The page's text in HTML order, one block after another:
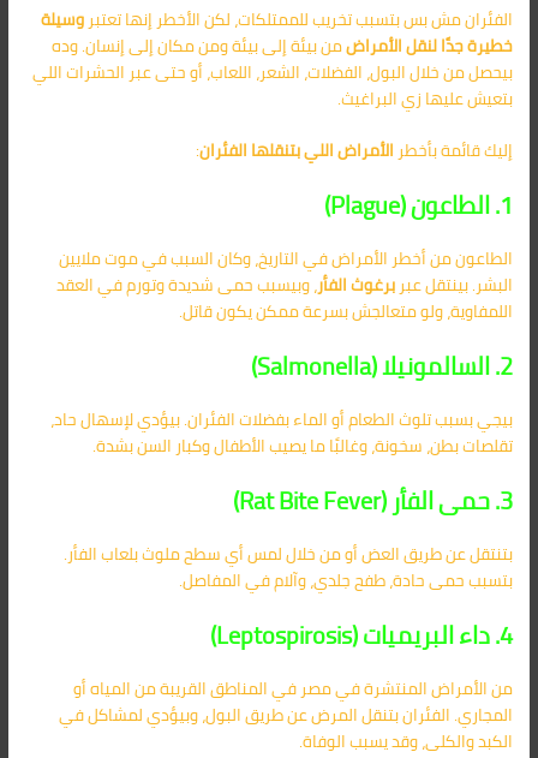
الفئران مش بس بتسبب تخريب للممتلكات، لكن الأخطر إنها تعتبروسيلة
خطيرة جدًا لنقل الأمراضمن بيئة إلى بيئة ومن مكان إلى إنسان. وده
بيحصل من خلال البول، الفضلات، الشعر، اللعاب، أو حتى عبر الحشرات اللي
بتعيش عليها زي البراغيث.
إليك قائمة بأخطرالأمراض اللي بتنقلها الفئران:
1. الطاعون (Plague)
الطاعون من أخطر الأمراض في التاريخ، وكان السبب في موت ملايين
البشر. بينتقل عبربرغوث الفأر، وبيسبب حمى شديدة وتورم في العقد
اللمفاوية، ولو متعالجش بسرعة ممكن يكون قاتل.
2. السالمونيلا (Salmonella)
بيجي بسبب تلوث الطعام أو الماء بفضلات الفئران. بيؤدي لإسهال حاد،
تقلصات بطن، سخونة، وغالبًا ما يصيب الأطفال وكبار السن بشدة.
3. حمى الفأر (Rat Bite Fever)
بتنتقل عن طريق العض أو من خلال لمس أي سطح ملوث بلعاب الفأر.
بتسبب حمى حادة، طفح جلدي، وآلام في المفاصل.
4. داء البريميات (Leptospirosis)
من الأمراض المنتشرة في مصر في المناطق القريبة من المياه أو
المجاري. الفئران بتنقل المرض عن طريق البول، وبيؤدي لمشاكل في
الكبد والكلى، وقد يسبب الوفاة.